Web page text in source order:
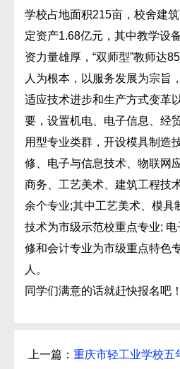
学校占地面积215亩，校舍建
定资产1.68亿元，其中教学设
资力量雄厚，“双师型”教师达
人为根本，以服务发展为宗旨
适应技术进步和生产方式变革
要，设置机电、电子信息、经
用型专业类群，开设模具制造
修、电子与信息技术、物联网
商务、工艺美术、建筑工程技
余个专业;其中工艺美术、模具
技术为市级示范校重点专业;
修和会计专业为市级重点特色
人。
同学们满意的话就赶快报名吧！
上一篇： 重庆市轻工业学校五